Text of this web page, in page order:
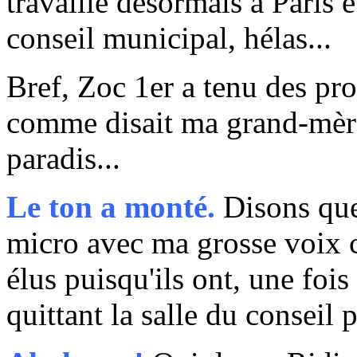
conseil municipal, hélas...
Bref, Zoc 1er a tenu des
comme disait ma grand-
paradis...
Le ton a monté. Disons
micro avec ma grosse voix
élus puisqu'ils ont, une
quittant la salle du conseil